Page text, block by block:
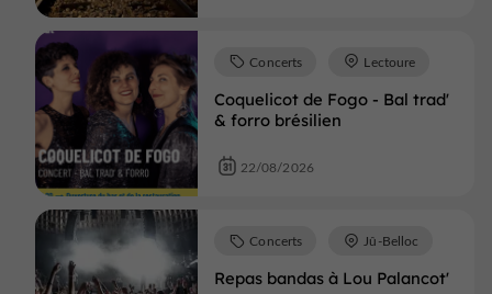
Coquelicot de Fogo - Bal trad'
& forro brésilien
Concerts Lectoure
22/08/2026
Repas bandas à Lou Palancot'
Concerts Jû-Belloc